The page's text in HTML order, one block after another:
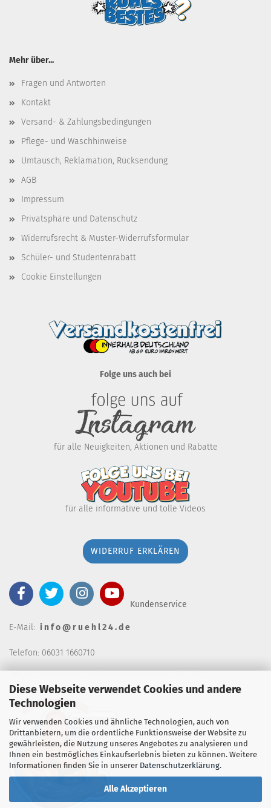
Diese Webseite verwendet Cookies und andere
Technologien
Wir verwenden Cookies und ähnliche Technologien, auch von
Drittanbietern, um die ordentliche Funktionsweise der Website zu
gewährleisten, die Nutzung unseres Angebotes zu analysieren und
Ihnen ein bestmögliches Einkaufserlebnis bieten zu können. Weitere
Informationen finden Sie in unserer Datenschutzerklärung.
Alle Akzeptieren
Mehr über...
Fragen und Antworten
Kontakt
Versand- & Zahlungsbedingungen
Pflege- und Waschhinweise
Umtausch, Reklamation, Rücksendung
AGB
Impressum
Privatsphäre und Datenschutz
Widerrufsrecht & Muster-Widerrufsformular
Schüler- und Studentenrabatt
Cookie Einstellungen
Folge uns auch bei
für alle Neuigkeiten, Aktionen und Rabatte
für alle informative und tolle Videos
WIDERRUF ERKLÄREN
Kundenservice
E-Mail: i n f o @ r u e h l 2 4 . d e
Telefon: 06031 1660710